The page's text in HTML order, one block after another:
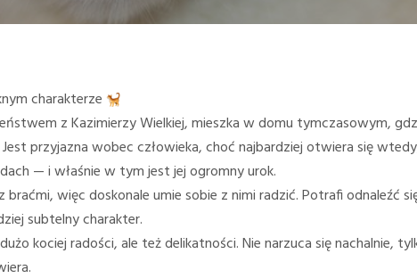
charakterze
z Kazimierzy Wielkiej, mieszka w domu tymczasowym,
przyjazna wobec człowieka, choć najbardziej otwiera się
— i właśnie w tym jest jej ogromny urok.
braćmi, więc doskonale umie sobie z nimi radzić. Potrafi
subtelny charakter.
kociej radości, ale też delikatności. Nie narzuca się nachalnie,